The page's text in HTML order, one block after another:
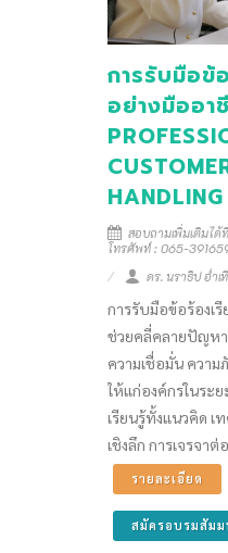
การรับมือข้
อย่างมืออา
HANDLING
สอบถามเพิ่มเติม
โทรศัพท์ : 065-
ดร. นราธิป อ่ำเ
การรับมือข้อร้องเ
ช่วยคลี่คลายปัญหา
ความเชื่อมั่น ควา
ให้แก่องค์กรในระ
เรียนรู้ทั้งแนวคิด เ
เชิงลึก การเจรจาต่
รายละเอียด
สมัครอบรมสัมม